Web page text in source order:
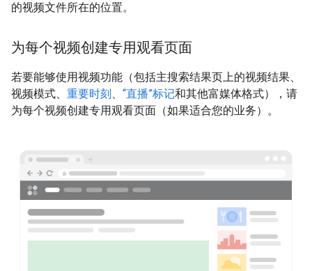
的视频文件所在的位置。
为每个视频创建专用观看页面
若要能够使用视频功能（包括主搜索结果页上的视频结果、
视频模式、 重要时刻、 “直播”标记和其他富媒体格式），请
为每个视频创建专用观看页面（如果适合您的业务）。